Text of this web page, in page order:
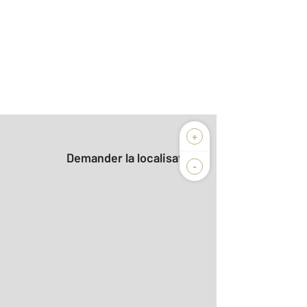
+
-
Demander la localisation